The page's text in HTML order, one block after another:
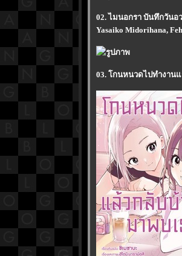
02. ไมนอกรา บันทึกวันอ
Yasaiko Midorihana,
03. โกนหนวดไปทำงานแ